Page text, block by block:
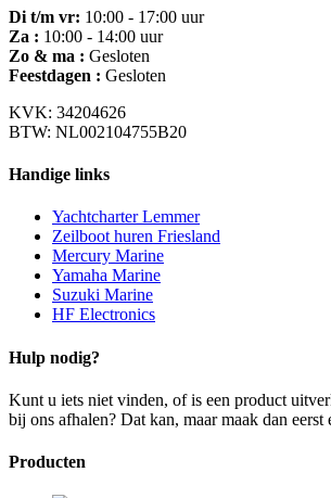
Di t/m vr: 10:00 - 17:00 uur
Za : 10:00 - 14:00 uur
Zo & ma : Gesloten
Feestdagen : Gesloten
KVK: 34204626
BTW: NL002104755B20
Handige links
Yachtcharter Lemmer
Zeilboot huren Friesland
Mercury Marine
Yamaha Marine
Suzuki Marine
HF Electronics
Hulp nodig?
Kunt u iets niet vinden, of is een product
bij ons afhalen? Dat kan, maar maak dan eerst
Producten